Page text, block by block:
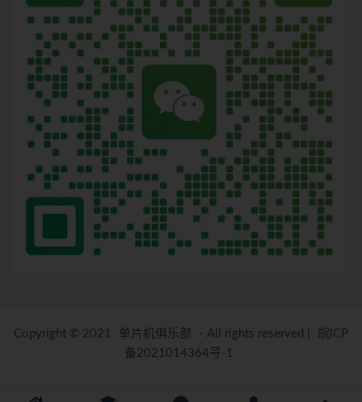
Copyright © 2021 单片机俱乐部 - All rights reserved
皖ICP
备2021014364号-1